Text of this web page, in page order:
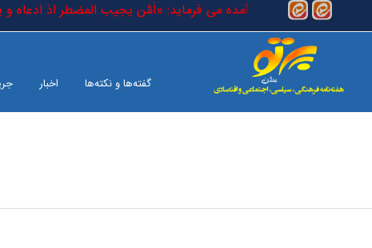
رفتن به محتوای اصلی
است که در کتاب خدا آمده می فرماید: «اَمَّن یجیب المضطر اذ ادعاه و
گفته‌ها و نکته‌ها اخبار